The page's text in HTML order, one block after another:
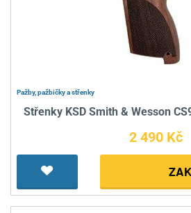
Pažby, pažbičky a střenky
Střenky KSD Smith & Wesson
2 490 Kč